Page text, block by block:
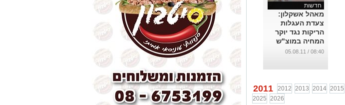
חדשות
מאהל אשקלון:
צעדת העגלות
הריקות נגד יוקר
המחיה במוצ"ש
הקרוב
08:40 / 05.08.11
2011 2012 2013 2014 2015
2025 2026